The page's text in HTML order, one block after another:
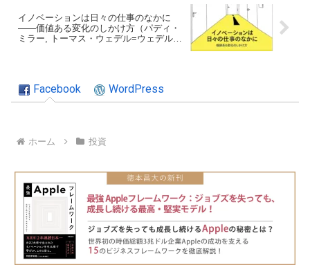
イノベーションは日々の仕事のなかに
――価値ある変化のしかけ方（パディ・
ミラー, トーマス・ウェデル=ウェデルス
Facebook WordPress
ホーム 投資